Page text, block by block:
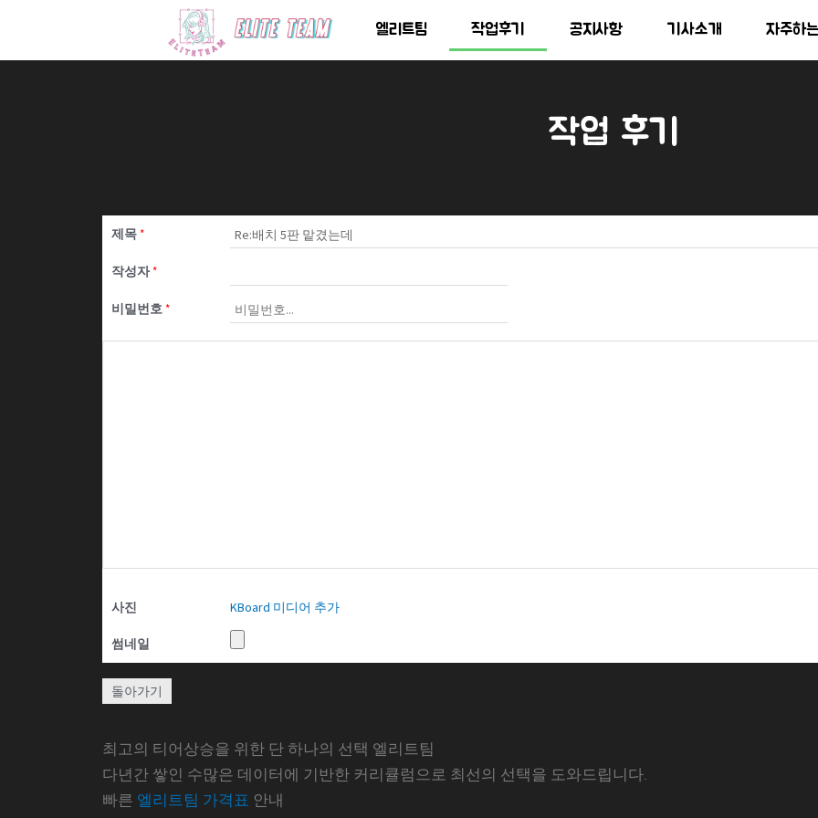
츠
엘리트팀 작업후기 공지사항 기사소개 자주하
작업 후기
제목*
작성자*
비밀번호*
사진 KBoard 미디어 추가
썸네일
돌아가기
최고의 티어상승을 위한 단 하나의 선택 엘리트팀
다년간 쌓인 수많은 데이터에 기반한 커리큘럼으로 최선의 선택을 도와드립니다.
빠른 엘리트팀 가격표 안내